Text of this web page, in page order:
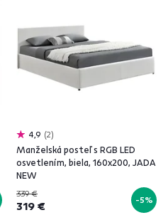
4,9 2
Manželská posteľ s RGB LED
osvetlením, biela, 160x200, JADA
NEW
339 €
319 € -5%